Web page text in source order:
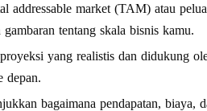
addressable market (TAM) atau
tentang skala bisnis kamu.
yang realistis dan didukung
depan.
bagaimana pendapatan, biaya,